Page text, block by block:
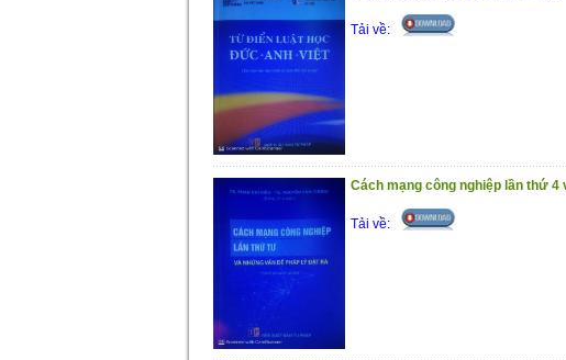
Tải về:
Cách mạng công nghiệp lần thứ
Tải về: